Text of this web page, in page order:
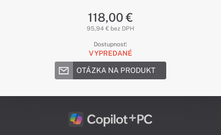
118,00 €
95,94 € bez DPH
Dostupnosť:
VYPREDANÉ
OTÁZKA NA PRODUKT